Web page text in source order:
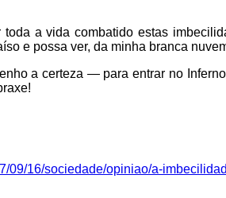
toda a vida combatido estas
e possa ver, da minha branca
a certeza — para entrar no
09/16/sociedade/opiniao/a-